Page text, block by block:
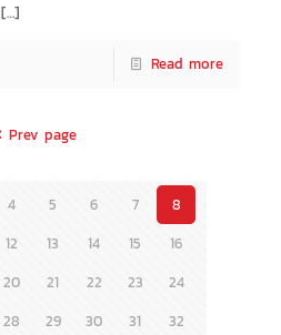
[…]
Read more
Prev page
4 5 6 7
8
12 13 14 15
16
20 21 22 23
24
28 29 30 31
32